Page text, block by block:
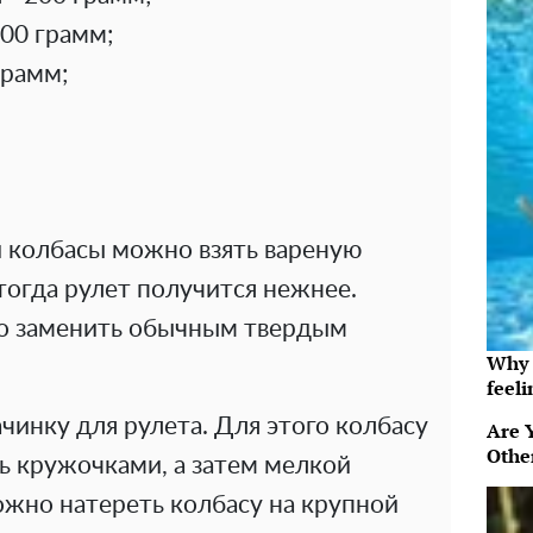
грамм;
можно взять вареную
рулет получится нежнее.
заменить обычным твердым
для рулета. Для этого колбасу
кружочками, а затем мелкой
натереть колбасу на крупной
Are